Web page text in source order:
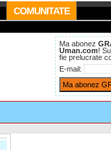
COMUNITATE
Ma abonez
Uman.com!
fie prelucrate
E-mail: